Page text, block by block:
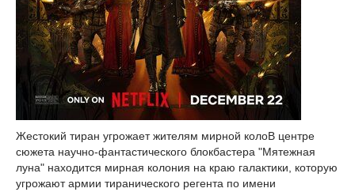
Жестокий тиран угрожает жителям мирной колоВ центре
сюжета научно-фантастического блокбастера "Мятежная
луна" находится мирная колония на краю галактики, которую
угрожают армии тиранического регента по имени